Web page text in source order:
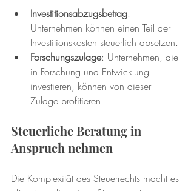
Investitionsabzugsbetrag:
Unternehmen können einen Teil der
Investitionskosten steuerlich absetzen.
Forschungszulage: Unternehmen, die
in Forschung und Entwicklung
investieren, können von dieser
Zulage profitieren.
Steuerliche Beratung in
Anspruch nehmen
Die Komplexität des Steuerrechts macht es
🗓️ Opening Hours: Mon-Fri 9:00 - 16:00